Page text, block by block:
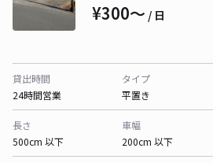
¥300〜 / 日
貸出時間
24時間営業
タイプ
平置き
長さ
500cm 以下
車幅
200cm 以下